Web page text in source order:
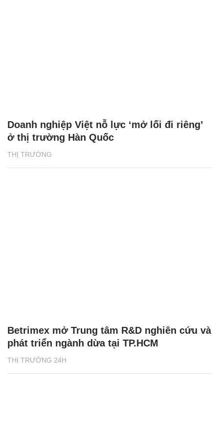
THỊ TRƯỜNG
Doanh nghiệp Việt nỗ lực ‘mở lối đi riêng’
ở thị trường Hàn Quốc
THỊ TRƯỜNG 24H
Betrimex mở Trung tâm R&D nghiên cứu và
phát triển ngành dừa tại TP.HCM